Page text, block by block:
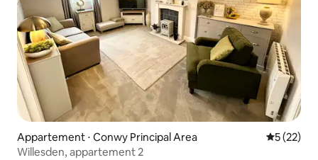
Appartement ⋅ Conwy Principal Area
5 (22)
Willesden, appartement 2